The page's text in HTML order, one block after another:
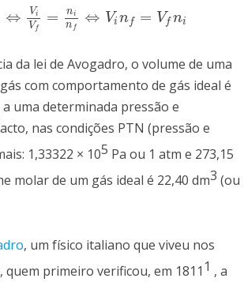
⇔ Vi
V f
= ni
n f
⇔ Vi nf = Vf ni
⇔V Vf= nin f⇔ Vin =Vfni
da lei de Avogadro, o volume de uma
com comportamento de gás ideal é
uma determinada pressão e
nas condições PTN (pressão e
1,33322 × 105 Pa ou 1 atm e 273,15
molar de um gás ideal é 22,40 dm3 (ou
, um físico italiano que viveu nos
quem primeiro verificou, em 1811 1 , a